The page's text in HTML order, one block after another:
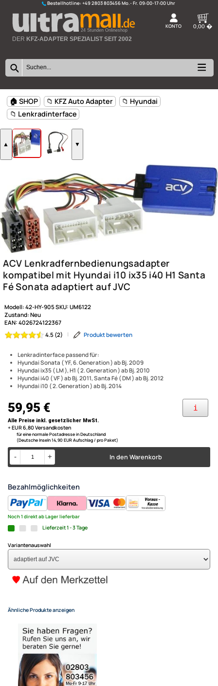
Bestellhotline:+49 2803 803456
24 Stunden Onlineshop
🏠 SHOP 📁 KFZ Auto Adapter
📁 Lenkradinterface
▲ ▼
ACV
kompatibel mit Hyundai i10
Fé Sonata adaptiert auf JVC
Hyundai Sonata ( YF, 6. Generation ) ab Bj. 2009
Hyundai ix35 ( LM ), H1 ( 2. Generation ) ab Bj. 2010
Hyundai i40 ( VF ) ab Bj. 2011, Santa Fé ( DM ) ab Bj. 2012
Hyundai i10 ( 2. Generation ) ab Bj. 2014
Modell: 42-HY-905 SKU:
EAN:4026724122367
4.5 (2) | Produkt bewerten
59,95 €
Alle Preise inkl. gesetzlicher MwSt.
+ EUR 6,80 Versandkosten
(Deutsche Inseln 14,90 EUR Aufschlag / pro Paket)
- +
Noch 1 direkt ab Lager lieferbar
Lieferzeit 1 - 3 Tage
Variantenauswahl